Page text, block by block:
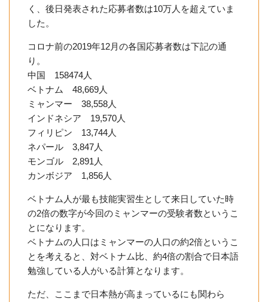
く、後日発表された応募者数は10万人を超えていま
した。
コロナ前の2019年12月の各国応募者数は下記の通
り。
中国 158474人
ベトナム 48,669人
ミャンマー 38,558人
インドネシア 19,570人
フィリピン 13,744人
ネパール 3,847人
モンゴル 2,891人
カンボジア 1,856人
ベトナム人が最も技能実習生として来日していた時
の2倍の数字が今回のミャンマーの受験者数というこ
とになります。
ベトナムの人口はミャンマーの人口の約2倍というこ
とを考えると、対ベトナム比、約4倍の割合で日本語
勉強している人がいる計算となります。
ただ、ここまで日本熱が高まっているにも関わら